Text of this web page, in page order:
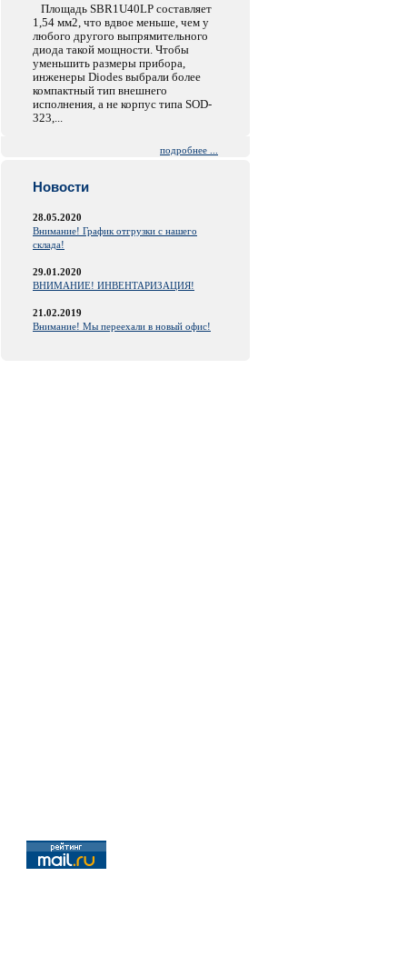
Площадь SBR1U40LP составляет
1,54 мм2, что вдвое меньше, чем у
любого другого выпрямительного
диода такой мощности. Чтобы
уменьшить размеры прибора,
инженеры Diodes выбрали более
компактный тип внешнего
исполнения, а не корпус типа SOD-
323,...
подробнее ...
Новости
28.05.2020
Внимание! График отгрузки с нашего
склада!
29.01.2020
ВНИМАНИЕ! ИНВЕНТАРИЗАЦИЯ!
21.02.2019
Внимание! Мы переехали в новый офис!